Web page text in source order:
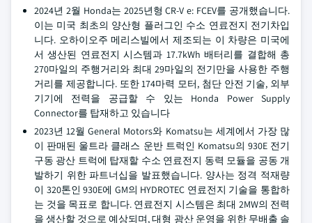
2024년 2월 Honda는 2025년형 CR-V e: FCEV를 공개했습니다.
이는 미국 최초의 양산형 플러그인 수소 연료전지 전기차입
니다. 오하이오주 메리스빌에서 제조되는 이 차량은 미국에
서 생산된 연료전지 시스템과 17.7kWh 배터리를 결합해 총
270마일의 주행거리와 최대 29마일의 전기만을 사용한 주행
거리를 제공합니다. 또한 174마력 모터, 첨단 안전 기술, 외부
기기에 전력을 공급할 수 있는 Honda Power Supply
Connector를 탑재하고 있습니다
2023년 12월 General Motors와 Komatsu는 세계에서 가장 많
이 판매된 울트라 클래스 운반 트럭인 Komatsu의 930E 전기
구동 광산 트럭에 탑재할 수소 연료전지 동력 모듈을 공동 개
발하기 위한 파트너십을 발표했습니다. 양사는 정격 적재량
이 320톤인 930E에 GM의 HYDROTEC 연료전지 기술을 통합하
는 것을 목표로 합니다. 연료전지 시스템은 최대 2MW의 전력
을 생산할 것으로 예상되며, 대형 광산 운영을 위한 무배출 솔